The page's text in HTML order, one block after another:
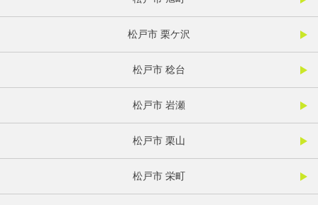
松戸市 栗ケ沢
松戸市 稔台
松戸市 岩瀬
松戸市 栗山
松戸市 栄町